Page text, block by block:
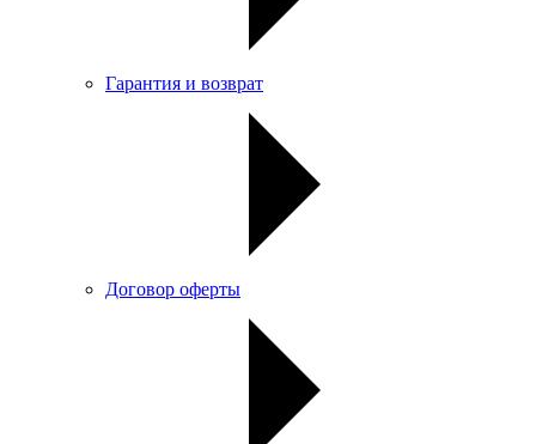
Гарантия и возврат
Договор оферты